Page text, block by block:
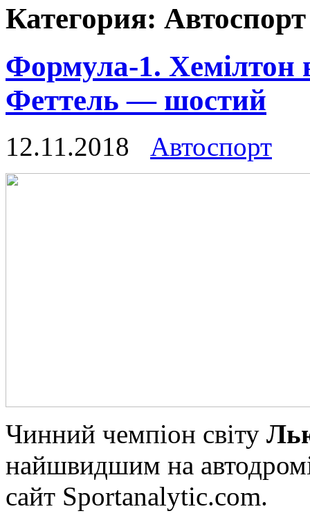
Категория: Автоспорт
Формула-1. Хемілтон
Феттель — шостий
12.11.2018 Автоспорт
Чинний чeмпіoн світу
найшвидшим на
сайт Sportanalytic.com.